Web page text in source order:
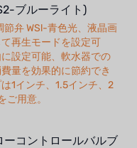
ブルーライト)
節弁 WSl-青色光、液晶画
再生モードを設定可
設定可能、軟水器での
量を効果的に節約でき
1インチ、1.5インチ、2
ご用意。
ーコントロールバルブ